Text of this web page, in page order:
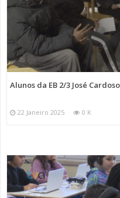
Alunos da EB 2/3 José
22 Janeiro 2025 0 K